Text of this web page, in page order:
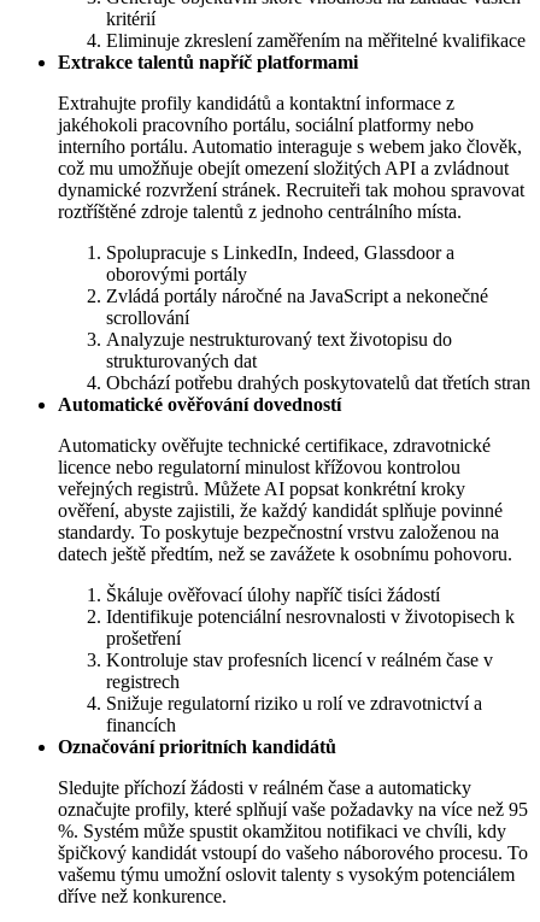
kritérií
Eliminuje zkreslení zaměřením na měřitelné kvalifikace
Extrakce talentů napříč platformami
Extrahujte profily kandidátů a kontaktní informace z
jakéhokoli pracovního portálu, sociální platformy nebo
interního portálu. Automatio interaguje s webem jako člověk,
což mu umožňuje obejít omezení složitých API a zvládnout
dynamické rozvržení stránek. Recruiteři tak mohou spravovat
roztříštěné zdroje talentů z jednoho centrálního místa.
Spolupracuje s LinkedIn, Indeed, Glassdoor a
oborovými portály
Zvládá portály náročné na JavaScript a nekonečné
scrollování
Analyzuje nestrukturovaný text životopisu do
strukturovaných dat
Obchází potřebu drahých poskytovatelů dat třetích stran
Automatické ověřování dovedností
Automaticky ověřujte technické certifikace, zdravotnické
licence nebo regulatorní minulost křížovou kontrolou
veřejných registrů. Můžete AI popsat konkrétní kroky
ověření, abyste zajistili, že každý kandidát splňuje povinné
standardy. To poskytuje bezpečnostní vrstvu založenou na
datech ještě předtím, než se zavážete k osobnímu pohovoru.
Škáluje ověřovací úlohy napříč tisíci žádostí
Identifikuje potenciální nesrovnalosti v životopisech k
prošetření
Kontroluje stav profesních licencí v reálném čase v
registrech
Snižuje regulatorní riziko u rolí ve zdravotnictví a
financích
Označování prioritních kandidátů
Sledujte příchozí žádosti v reálném čase a automaticky
označujte profily, které splňují vaše požadavky na více než 95
%. Systém může spustit okamžitou notifikaci ve chvíli, kdy
špičkový kandidát vstoupí do vašeho náborového procesu. To
vašemu týmu umožní oslovit talenty s vysokým potenciálem
dříve než konkurence.